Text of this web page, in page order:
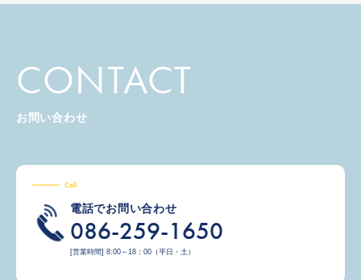
CONTACT
お問い合わせ
Call
電話でお問い合わせ
086-259-1650
[営業時間] 8:00～18：00（平日・土）